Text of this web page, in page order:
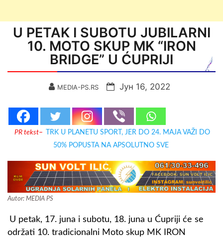
U PETAK I SUBOTU JUBILARNI
10. MOTO SKUP MK “IRON
BRIDGE” U ĆUPRIJI
MEDIA-PS.RS Јун 16, 2022
PR tekst–
TRK U PLANETU SPORT, JER DO 24. MAJA VAŽI DO
50% POPUSTA NA APSOLUTNO SVE
Аutor: MEDIA PS
U petak, 17. juna i subotu, 18. juna u Ćupriji će se
održati 10. tradicionalni Moto skup MK IRON